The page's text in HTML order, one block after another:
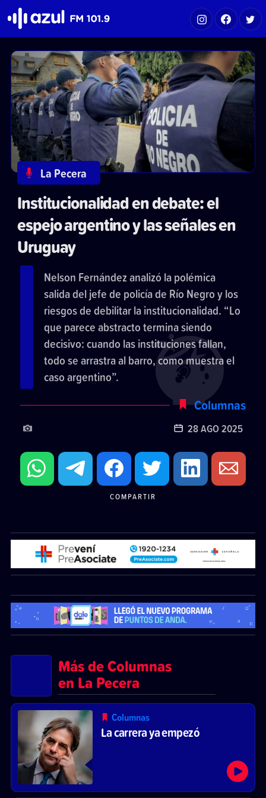
La Pecera
Institucionalidad en debate: el
espejo argentino y las señales en
Uruguay
Nelson Fernández analizó la polémica
salida del jefe de policía de Río Negro y los
riesgos de debilitar la institucionalidad. “Lo
que parece abstracto termina siendo
decisivo: cuando las instituciones fallan,
todo se arrastra al barro, como muestra el
caso argentino”.
Columnas
28 AGO 2025
COMPARTIR
Más de Columnas
en La Pecera
Columnas
La carrera ya empezó